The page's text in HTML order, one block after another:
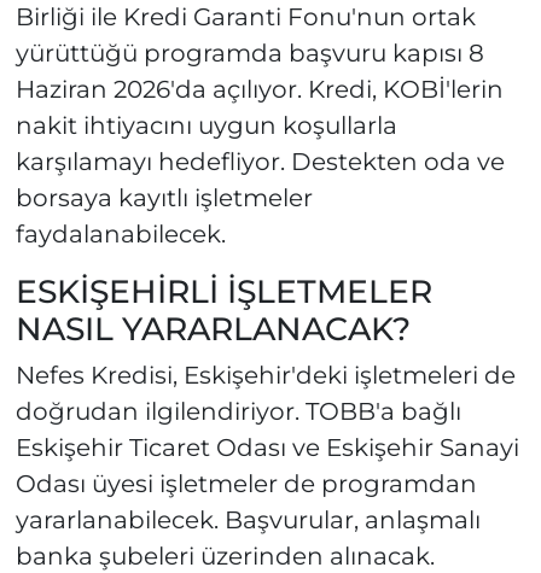
Birliği ile Kredi Garanti Fonu'nun ortak
yürüttüğü programda başvuru kapısı 8
Haziran 2026'da açılıyor. Kredi, KOBİ'lerin
nakit ihtiyacını uygun koşullarla
karşılamayı hedefliyor. Destekten oda ve
borsaya kayıtlı işletmeler
faydalanabilecek.
ESKİŞEHİRLİ İŞLETMELER
NASIL YARARLANACAK?
Nefes Kredisi, Eskişehir'deki işletmeleri de
doğrudan ilgilendiriyor. TOBB'a bağlı
Eskişehir Ticaret Odası ve Eskişehir Sanayi
Odası üyesi işletmeler de programdan
yararlanabilecek. Başvurular, anlaşmalı
banka şubeleri üzerinden alınacak.